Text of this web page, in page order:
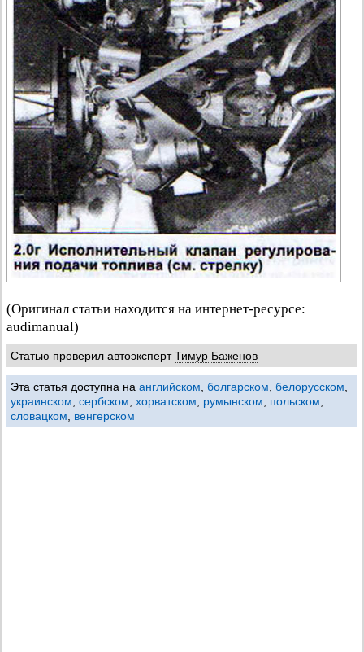
(Оригинал статьи находится на интернет-ресурсе:
audimanual)
Статью проверил автоэкспертТимур Баженов
Эта статья доступна на английском, болгарском, белорусском,
украинском, сербском, хорватском, румынском, польском,
словацком, венгерском